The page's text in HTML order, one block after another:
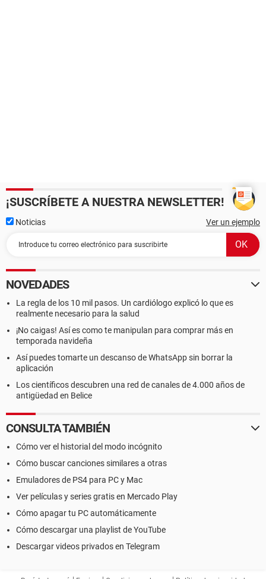
¡SUSCRÍBETE A NUESTRA NEWSLETTER!
Noticias Ver un ejemplo
NOVEDADES
La regla de los 10 mil pasos. Un cardiólogo explicó lo que es
realmente necesario para la salud
¡No caigas! Así es como te manipulan para comprar más en
temporada navideña
Así puedes tomarte un descanso de WhatsApp sin borrar la
aplicación
Los científicos descubren una red de canales de 4.000 años de
antigüedad en Belice
CONSULTA TAMBIÉN
Cómo ver el historial del modo incógnito
Cómo buscar canciones similares a otras
Emuladores de PS4 para PC y Mac
Ver películas y series gratis en Mercado Play
Cómo apagar tu PC automáticamente
Cómo descargar una playlist de YouTube
Descargar videos privados en Telegram